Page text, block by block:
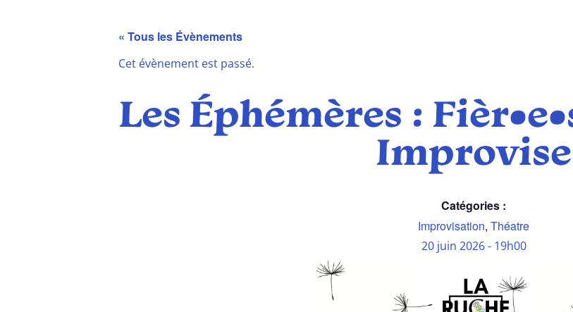
« Tous les Évènements
Cet évènement est passé.
Les Éphémères :
Improvise
Catégories :
Improvisation, Théatre
20 juin 2026 - 19h00